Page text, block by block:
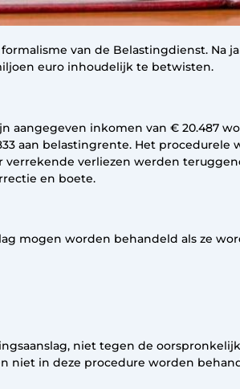
van de Belastingdienst. Na
euro inhoudelijk te betwisten.
inkomen van € 20.487
aan belastingrente. Het
verliezen werden
en boete.
mogen worden behandeld als ze
niet tegen de
niet in deze procedure worden